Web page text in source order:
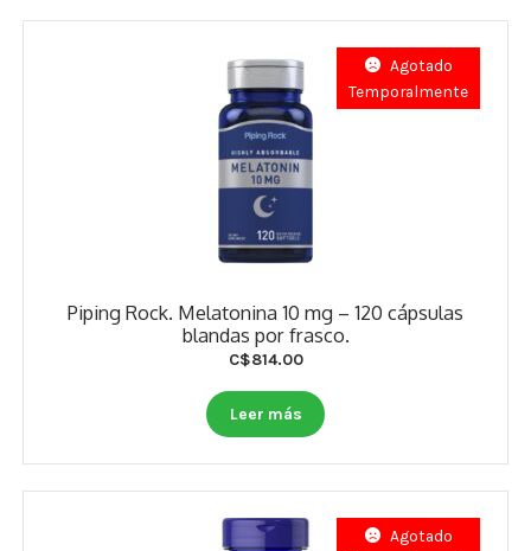
Piping Rock. Melatonina 10 mg – 120 cápsulas
blandas por frasco.
Agotado
Temporalmente
C$814.00
Leer más
Agotado